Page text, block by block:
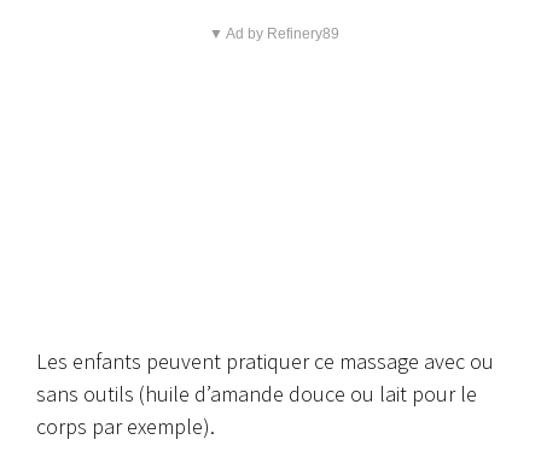
▼ Ad by Refinery89
Les enfants peuvent pratiquer ce massage avec ou
sans outils (huile d’amande douce ou lait pour le
corps par exemple).